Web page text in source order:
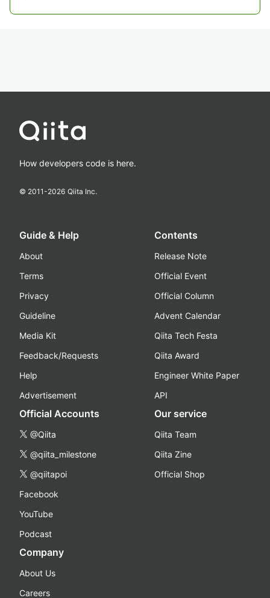
How developers code is here.
© 2011-2026 Qiita Inc.
Guide & Help
About
Terms
Privacy
Guideline
Media Kit
Feedback/Requests
Help
Advertisement
Contents
Release Note
Official Event
Official Column
Advent Calendar
Qiita Tech Festa
Qiita Award
Engineer White Paper
API
Official Accounts
@Qiita
@qiita_milestone
@qiitapoi
Facebook
YouTube
Podcast
Our service
Qiita Team
Qiita Zine
Official Shop
Company
About Us
Careers